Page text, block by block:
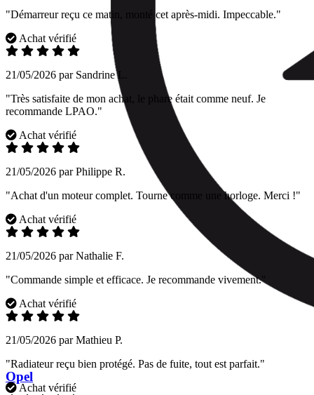
Opel
"Démarreur reçu ce matin, monté cet après-midi. Impeccable."
Achat vérifié
21/05/2026 par Sandrine L.
"Très satisfaite de mon achat, le phare était comme neuf. Je
recommande LPAO."
Achat vérifié
21/05/2026 par Philippe R.
"Achat d'un moteur complet. Tourne comme une horloge. Merci !"
Achat vérifié
21/05/2026 par Nathalie F.
"Commande simple et efficace. Je recommande vivement."
Achat vérifié
21/05/2026 par Mathieu P.
"Radiateur reçu bien protégé. Pas de fuite, tout est parfait."
Achat vérifié